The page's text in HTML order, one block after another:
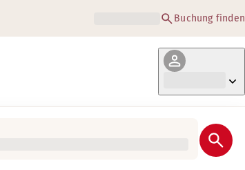
Buchung finden